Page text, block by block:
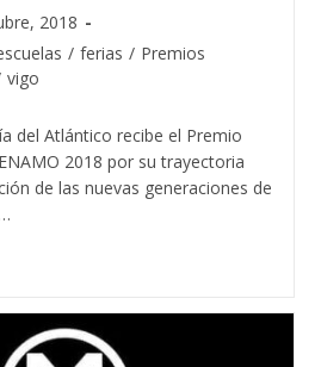
2018
/ ferias / Premios
vigo
del Atlántico recibe el Premio
2018 por su trayectoria
de las nuevas generaciones de